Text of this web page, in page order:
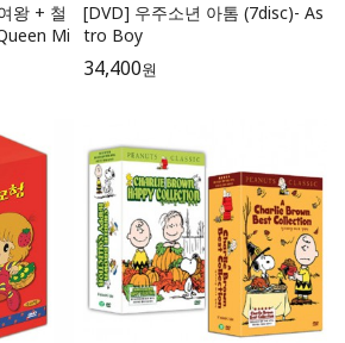
왕 + 철
Mi
[DVD] 우주소년 아톰 (7disc)- As
tro Boy
34,400원